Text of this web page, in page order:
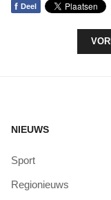
f Deel
NIEUWS
Sport
Regionieuws